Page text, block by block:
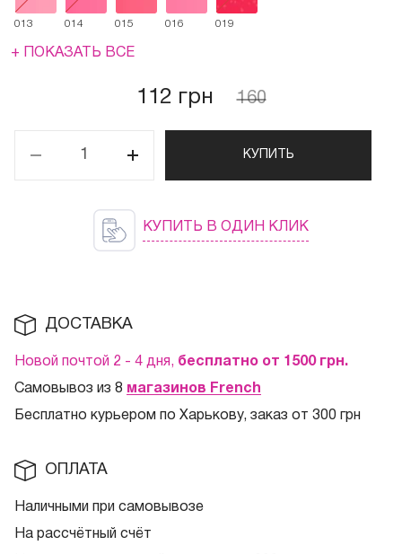
013 014 015 016 019
+ ПОКАЗАТЬ ВСЕ
112 грн 160
КУПИТЬ
КУПИТЬ В ОДИН КЛИК
ДОСТАВКА
Новой почтой 2 - 4 дня, бесплатно от 1500 грн.
Самовывоз из 8 магазинов French
Бесплатно курьером по Харькову, заказ от 300 грн
ОПЛАТА
Наличными при самовывозе
На рассчётный счёт